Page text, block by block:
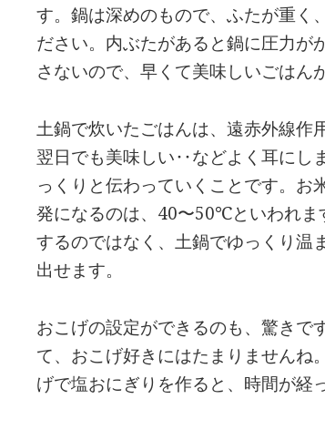
す。鍋は深めのもので、ふたが重く
ださい。内ぶたがあると鍋に圧力が
さないので、早くて美味しいごはん
土鍋で炊いたごはんは、遠赤外線作
翌日でも美味しい‥などよく耳にし
っくりと伝わっていくことです。
発になるのは、40〜50℃といわれま
するのではなく、土鍋でゆっくり温
出せます。
おこげの設定ができるのも、驚きで
て、おこげ好きにはたまりませんね
げで塩おにぎりを作ると、時間が経